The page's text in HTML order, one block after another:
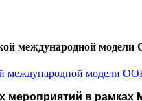
международной модели
мероприятий в